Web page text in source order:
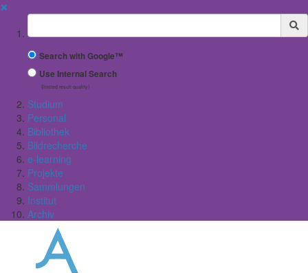
✖
Suchbegriff
Search with Google™
Use Internal Search
(limited result quality)
Studium
Personal
Bibliothek
Bildrecherche
e-learning
Projekte
Sammlungen
Institut
Archiv